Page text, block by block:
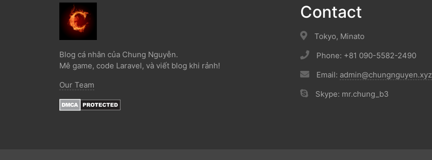
Blog cá nhân của Chung Nguyễn.
Mê game, code Laravel, và viết blog khi rảnh!
Our Team
Contact
Tokyo, Minato
Phone: +81 090-5582-2490
Email: admin@chungnguyen.xyz
Skype: mr.chung_b3